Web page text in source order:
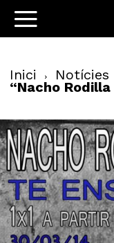
Inici Notícies
“Nacho